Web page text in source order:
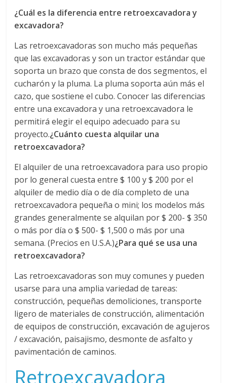
¿Cuál es la diferencia entre retroexcavadora y
excavadora?
Las retroexcavadoras son mucho más pequeñas
que las excavadoras y son un tractor estándar que
soporta un brazo que consta de dos segmentos, el
cucharón y la pluma. La pluma soporta aún más el
cazo, que sostiene el cubo. Conocer las diferencias
entre una excavadora y una retroexcavadora le
permitirá elegir el equipo adecuado para su
proyecto.¿Cuánto cuesta alquilar una
retroexcavadora?
El alquiler de una retroexcavadora para uso propio
por lo general cuesta entre $ 100 y $ 200 por el
alquiler de medio día o de día completo de una
retroexcavadora pequeña o mini; los modelos más
grandes generalmente se alquilan por $ 200- $ 350
o más por día o $ 500- $ 1,500 o más por una
semana. (Precios en U.S.A.)¿Para qué se usa una
retroexcavadora?
Las retroexcavadoras son muy comunes y pueden
usarse para una amplia variedad de tareas:
construcción, pequeñas demoliciones, transporte
ligero de materiales de construcción, alimentación
de equipos de construcción, excavación de agujeros
/ excavación, paisajismo, desmonte de asfalto y
pavimentación de caminos.
Retroexcavadora